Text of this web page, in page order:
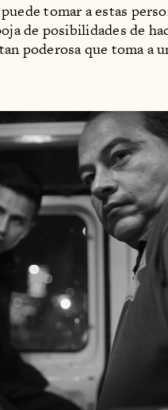
tomar a estas
de posibilidades de
poderosa que toma a